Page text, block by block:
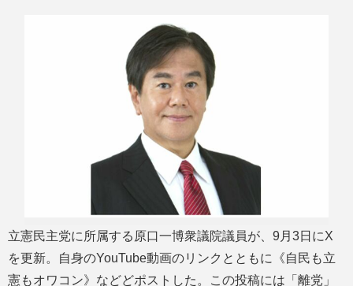
立憲民主党に所属する原口一博衆議院議員が、9月3日にX
を更新。自身のYouTube動画のリンクとともに《自民も立
憲もオワコン》などどポストした。この投稿には「離党」